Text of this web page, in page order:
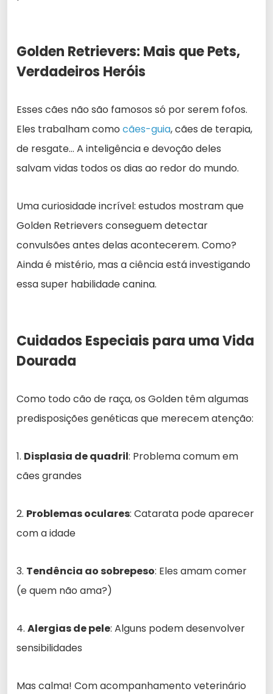
Golden Retrievers: Mais que Pets,
Verdadeiros Heróis
Esses cães não são famosos só por serem fofos.
Eles trabalham como cães-guia, cães de terapia,
de resgate… A inteligência e devoção deles
salvam vidas todos os dias ao redor do mundo.
Uma curiosidade incrível: estudos mostram que
Golden Retrievers conseguem detectar
convulsões antes delas acontecerem. Como?
Ainda é mistério, mas a ciência está investigando
essa super habilidade canina.
Cuidados Especiais para uma Vida
Dourada
Como todo cão de raça, os Golden têm algumas
predisposições genéticas que merecem atenção:
1. Displasia de quadril: Problema comum em
cães grandes
2. Problemas oculares: Catarata pode aparecer
com a idade
3. Tendência ao sobrepeso: Eles amam comer
(e quem não ama?)
4. Alergias de pele: Alguns podem desenvolver
sensibilidades
Mas calma! Com acompanhamento veterinário